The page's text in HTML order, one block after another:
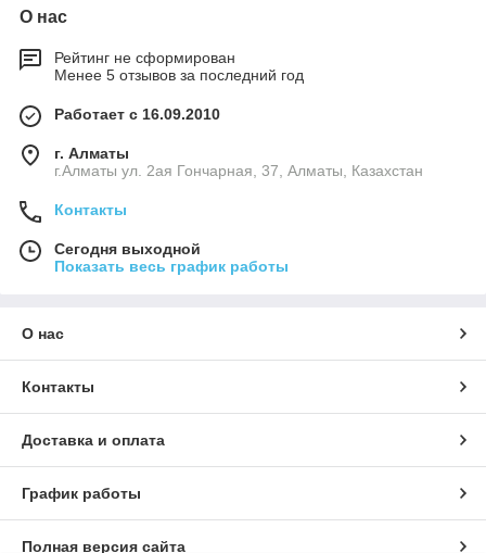
О нас
Рейтинг не сформирован
Менее 5 отзывов за последний год
Работает с 16.09.2010
г. Алматы
г.Алматы ул. 2ая Гончарная, 37, Алматы, Казахстан
Контакты
Сегодня выходной
Показать весь график работы
О нас
Контакты
Доставка и оплата
График работы
Полная версия сайта